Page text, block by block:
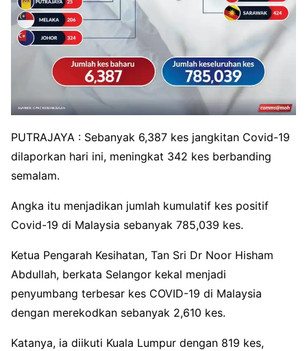
PUTRAJAYA : Sebanyak 6,387 kes jangkitan Covid-19
dilaporkan hari ini, meningkat 342 kes berbanding
semalam.
Angka itu menjadikan jumlah kumulatif kes positif
Covid-19 di Malaysia sebanyak 785,039 kes.
Ketua Pengarah Kesihatan, Tan Sri Dr Noor Hisham
Abdullah, berkata Selangor kekal menjadi
penyumbang terbesar kes COVID-19 di Malaysia
dengan merekodkan sebanyak 2,610 kes.
Katanya, ia diikuti Kuala Lumpur dengan 819 kes,